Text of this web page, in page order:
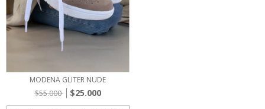
MODENA GLITER NUDE
$55.000
$25.000